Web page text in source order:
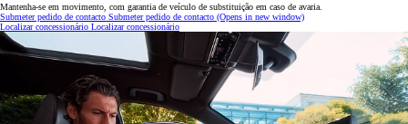
Mantenha-se em movimento, com garantia de veículo de substituição em caso de avaria.
Submeter pedido de contacto Submeter pedido de contacto (Opens in new window)
Localizar concessionário Localizar concessionário